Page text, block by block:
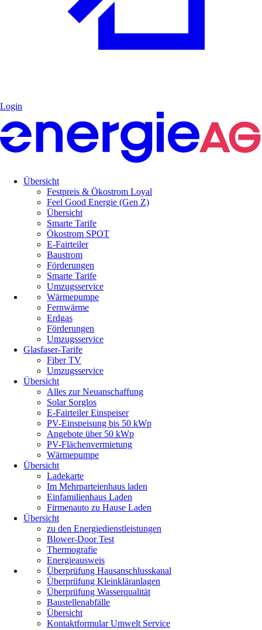
Login
Übersicht
Festpreis & Ökostrom Loyal
Feel Good Energie (Gen Z)
Übersicht
Smarte Tarife
Ökostrom SPOT
E-Fairteiler
Baustrom
Förderungen
Smarte Tarife
Umzugsservice
Wärmepumpe
Fernwärme
Erdgas
Förderungen
Umzugsservice
Glasfaser-Tarife
Fiber TV
Umzugsservice
Übersicht
Alles zur Neuanschaffung
Solar Sorglos
E-Fairteiler Einspeiser
PV-Einspeisung bis 50 kWp
Angebote über 50 kWp
PV-Flächenvermietung
Wärmepumpe
Übersicht
Ladekarte
Im Mehrparteienhaus laden
Einfamilienhaus Laden
Firmenauto zu Hause Laden
Übersicht
zu den Energiedienstleistungen
Blower-Door Test
Thermografie
Energieausweis
Überprüfung Hausanschlusskanal
Überprüfung Kleinkläranlagen
Überprüfung Wasserqualität
Baustellenabfälle
Übersicht
Kontaktformular Umwelt Service